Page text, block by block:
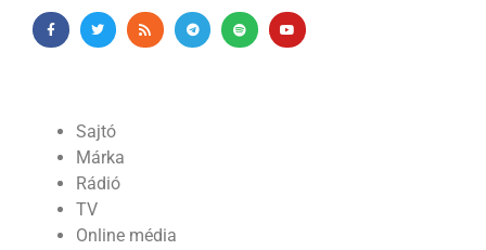
Sajtó
Márka
Rádió
TV
Online média